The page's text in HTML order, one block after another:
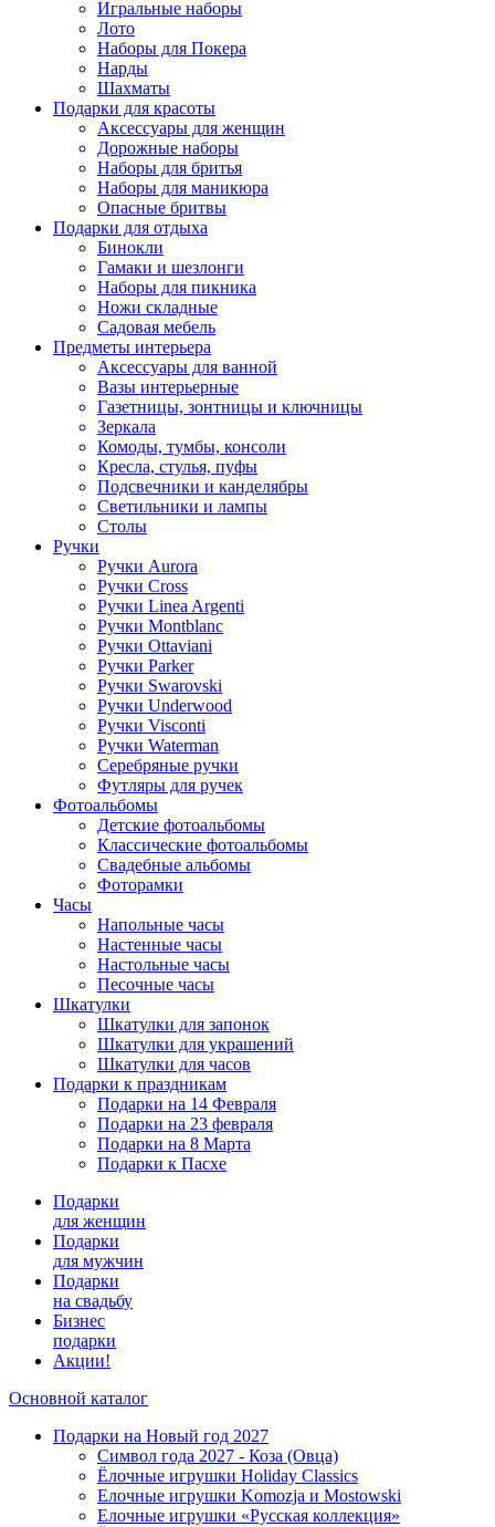
Игральные наборы
Лото
Наборы для Покера
Нарды
Шахматы
Подарки для красоты
Аксессуары для женщин
Дорожные наборы
Наборы для бритья
Наборы для маникюра
Опасные бритвы
Подарки для отдыха
Бинокли
Гамаки и шезлонги
Наборы для пикника
Ножи складные
Садовая мебель
Предметы интерьера
Аксессуары для ванной
Вазы интерьерные
Газетницы, зонтницы и ключницы
Зеркала
Комоды, тумбы, консоли
Кресла, стулья, пуфы
Подсвечники и канделябры
Светильники и лампы
Столы
Ручки
Ручки Aurora
Ручки Cross
Ручки Linea Argenti
Ручки Montblanc
Ручки Ottaviani
Ручки Parker
Ручки Swarovski
Ручки Underwood
Ручки Visconti
Ручки Waterman
Серебряные ручки
Футляры для ручек
Фотоальбомы
Детские фотоальбомы
Классические фотоальбомы
Свадебные альбомы
Фоторамки
Часы
Напольные часы
Настенные часы
Настольные часы
Песочные часы
Шкатулки
Шкатулки для запонок
Шкатулки для украшений
Шкатулки для часов
Подарки к праздникам
Подарки на 14 Февраля
Подарки на 23 февраля
Подарки на 8 Марта
Подарки к Пасхе
Подарки
для женщин
Подарки
для мужчин
Подарки
на свадьбу
Бизнес
подарки
Акции!
Основной каталог
Подарки на Новый год 2027
Символ года 2027 - Коза (Овца)
Ёлочные игрушки Holiday Classics
Елочные игрушки Komozja и Mostowski
Елочные игрушки «Русская коллекция»